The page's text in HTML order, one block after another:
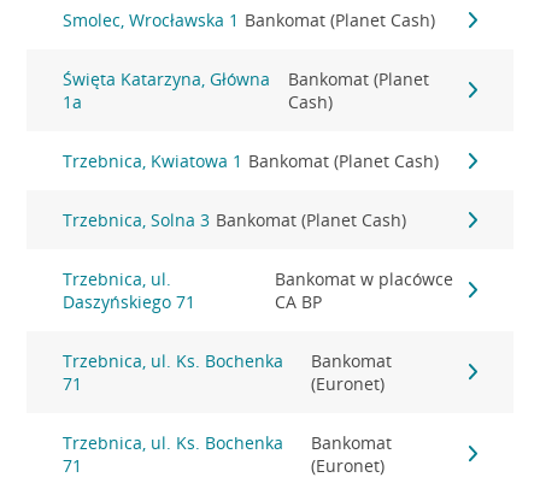
Smolec, Wrocławska 1 Bankomat (Planet Cash)
Święta Katarzyna, Główna
1a
Bankomat (Planet
Cash)
Trzebnica, Kwiatowa 1 Bankomat (Planet Cash)
Trzebnica, Solna 3 Bankomat (Planet Cash)
Trzebnica, ul.
Daszyńskiego 71
Bankomat w placówce
CA BP
Trzebnica, ul. Ks. Bochenka
71
Bankomat
(Euronet)
Trzebnica, ul. Ks. Bochenka
71
Bankomat
(Euronet)